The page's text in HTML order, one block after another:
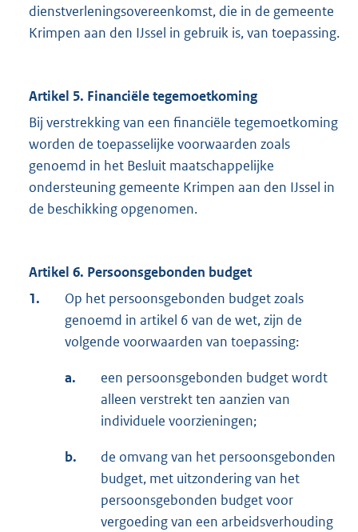
dienstverleningsovereenkomst, die in de gemeente
Krimpen aan den IJssel in gebruik is, van toepassing.
Artikel 5. Financiële tegemoetkoming
Bij verstrekking van een financiële tegemoetkoming
worden de toepasselijke voorwaarden zoals
genoemd in het Besluit maatschappelijke
ondersteuning gemeente Krimpen aan den IJssel in
de beschikking opgenomen.
Artikel 6. Persoonsgebonden budget
1.
Op het persoonsgebonden budget zoals
genoemd in artikel 6 van de wet, zijn de
volgende voorwaarden van toepassing:
a.
een persoonsgebonden budget wordt
alleen verstrekt ten aanzien van
individuele voorzieningen;
b.
de omvang van het persoonsgebonden
budget, met uitzondering van het
persoonsgebonden budget voor
vergoeding van een arbeidsverhouding